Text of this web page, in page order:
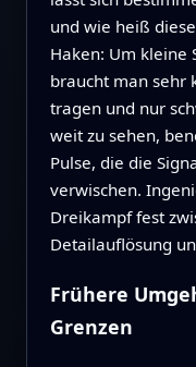
und wie heiß
Haken: Um kleine
braucht man sehr
tragen und nur
weit zu sehen,
Pulse, die die
verwischen.
Dreikampf fest
Detailauflösung
Frühere
Grenzen